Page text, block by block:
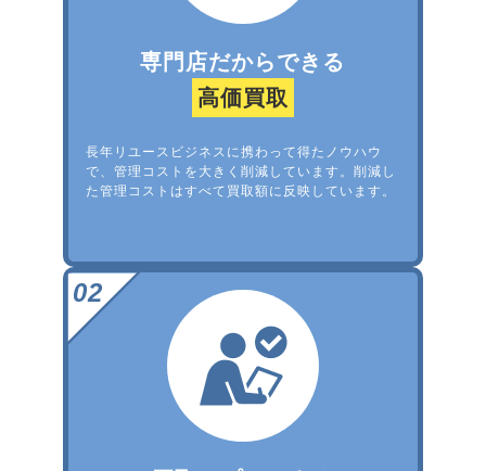
専門店だからできる
高価買取
長年リユースビジネスに携わって得たノウハウ
で、管理コストを大きく削減しています。削減し
た管理コストはすべて買取額に反映しています。